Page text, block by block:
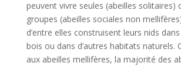
peuvent vivre seules (abeilles solitaires)
groupes (abeilles sociales non
d’entre elles construisent leurs nids
bois ou dans d’autres habitats naturels.
aux abeilles mellifères, la majorité des